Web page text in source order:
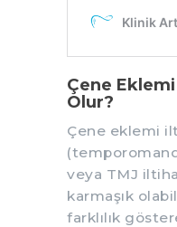
Çene
Olur?
Çene eklemi
veya TMJ
karmaşık
farklılık